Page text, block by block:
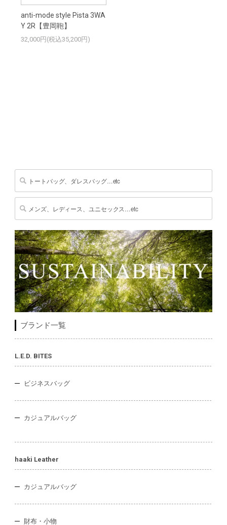
anti-mode style Pista 3WA
Y 2R【豊岡鞄】
32,000円(税込35,200円)
ブランド一覧
L.E.D. BITES
ビジネスバッグ
カジュアルバッグ
haaki Leather
カジュアルバッグ
財布・小物